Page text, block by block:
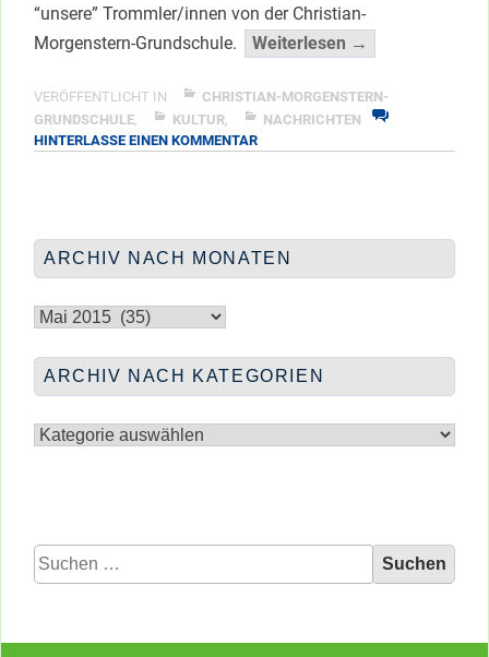
“unsere” Trommler/innen von der Christian-
Morgenstern-Grundschule.
Weiterlesen →
Morgenstern-
Trommler”
</span
VERÖFFENTLICHT IN
CHRISTIAN-MORGENSTERN-
GRUNDSCHULE, KULTUR,
NACHRICHTEN
HINTERLASSE EINEN KOMMENTARZU
ARCHIV NACH MONATEN
nach
ARCHIV NACH KATEGORIEN
nach
Suchen
nach: